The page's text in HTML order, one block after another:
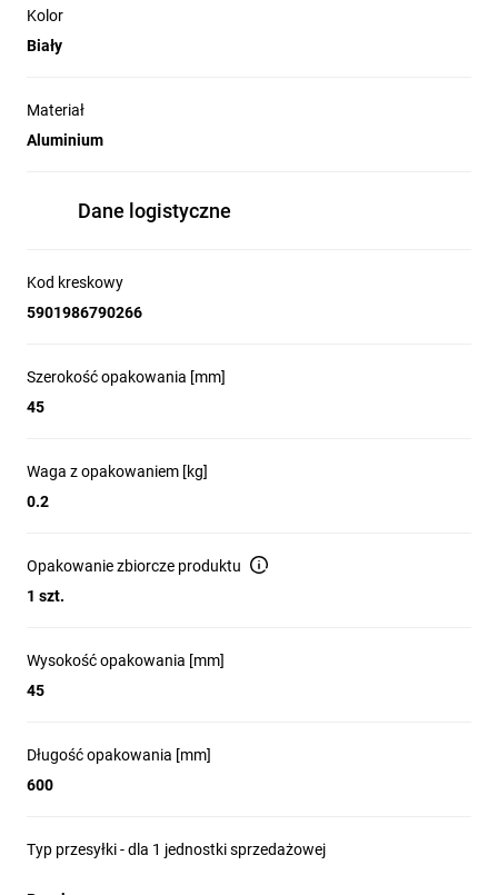
Kolor
Biały
Materiał
Aluminium
Dane logistyczne
Kod kreskowy
5901986790266
Szerokość opakowania [mm]
45
Waga z opakowaniem [kg]
0.2
Opakowanie zbiorcze produktu
1 szt.
Wysokość opakowania [mm]
45
Długość opakowania [mm]
600
Typ przesyłki - dla 1 jednostki sprzedażowej